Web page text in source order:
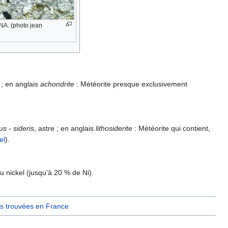
(photo jean
en anglais achondrite : Météorite presque exclusivement
- sideris , astre ; en anglais lithosiderite : Météorite qui contient,
).
(jusqu'à 20 % de Ni).
trouvées en France